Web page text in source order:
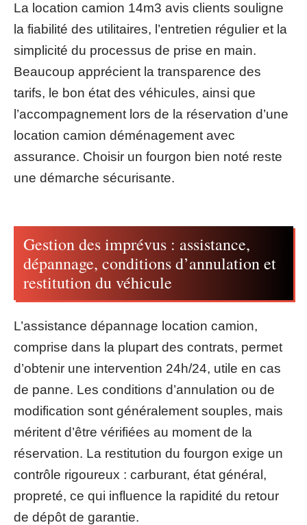
La location camion 14m3 avis clients souligne
la fiabilité des utilitaires, l’entretien régulier et la
simplicité du processus de prise en main.
Beaucoup apprécient la transparence des
tarifs, le bon état des véhicules, ainsi que
l’accompagnement lors de la réservation d’une
location camion déménagement avec
assurance. Choisir un fourgon bien noté reste
une démarche sécurisante.
Gestion des imprévus : assistance,
dépannage, conditions d’annulation et
restitution du véhicule
L’assistance dépannage location camion,
comprise dans la plupart des contrats, permet
d’obtenir une intervention 24h/24, utile en cas
de panne. Les conditions d’annulation ou de
modification sont généralement souples, mais
méritent d’être vérifiées au moment de la
réservation. La restitution du fourgon exige un
contrôle rigoureux : carburant, état général,
propreté, ce qui influence la rapidité du retour
de dépôt de garantie.